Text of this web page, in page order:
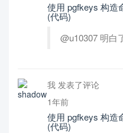
使用 pgfkeys 构造
(代码)
@u10307 明白
我 发表了评论
1年前
使用 pgfkeys 构造
(代码)